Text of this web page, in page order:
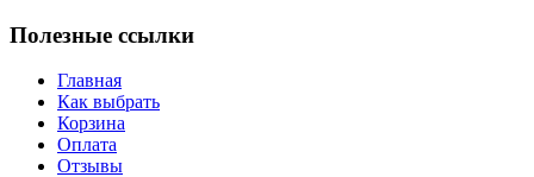
Полезные ссылки
Главная
Как выбрать
Корзина
Оплата
Отзывы